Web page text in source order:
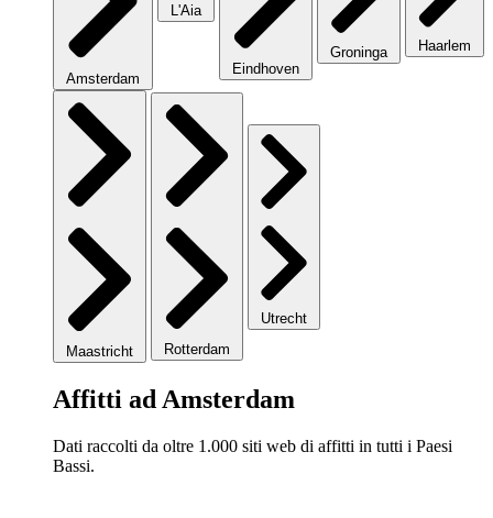
Amsterdam
L'Aia
Eindhoven
Groninga Haarlem
Maastricht Rotterdam
Utrecht
Affitti ad Amsterdam
Dati raccolti da oltre 1.000 siti web di affitti in tutti i Paesi
Bassi.